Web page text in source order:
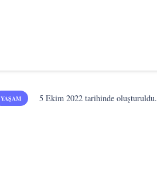
YAŞAM 5 Ekim 2022 tarihinde oluşturuldu.